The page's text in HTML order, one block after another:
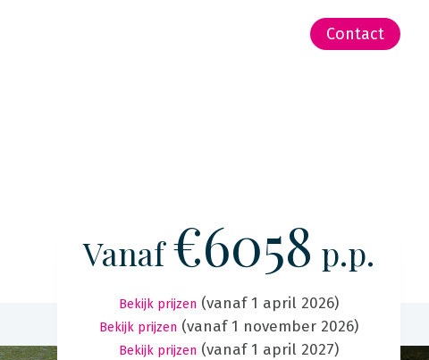
Contact
Vanaf€6058 p.p.
Bekijk prijzen (vanaf 1 april 2026)
Bekijk prijzen (vanaf 1 november 2026)
Bekijk prijzen (vanaf 1 april 2027)